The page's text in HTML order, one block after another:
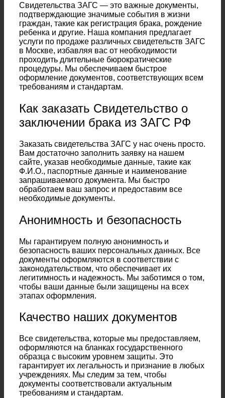
Свидетельства ЗАГС — это важные документы,
подтверждающие значимые события в жизни
граждан, такие как регистрация брака, рождение
ребенка и другие. Наша компания предлагает
услуги по продаже различных свидетельств ЗАГС
в Москве, избавляя вас от необходимости
проходить длительные бюрократические
процедуры. Мы обеспечиваем быстрое
оформление документов, соответствующих всем
требованиям и стандартам.
Как заказать Свидетельство о
заключении брака из ЗАГС РФ
Заказать свидетельства ЗАГС у нас очень просто.
Вам достаточно заполнить заявку на нашем
сайте, указав необходимые данные, такие как
Ф.И.О., паспортные данные и наименование
запрашиваемого документа. Мы быстро
обработаем ваш запрос и предоставим все
необходимые документы.
Анонимность и безопасность
Мы гарантируем полную анонимность и
безопасность ваших персональных данных. Все
документы оформляются в соответствии с
законодательством, что обеспечивает их
легитимность и надежность. Мы заботимся о том,
чтобы ваши данные были защищены на всех
этапах оформления.
Качество наших документов
Все свидетельства, которые мы предоставляем,
оформляются на бланках государственного
образца с высоким уровнем защиты. Это
гарантирует их легальность и признание в любых
учреждениях. Мы следим за тем, чтобы
документы соответствовали актуальным
требованиям и стандартам.